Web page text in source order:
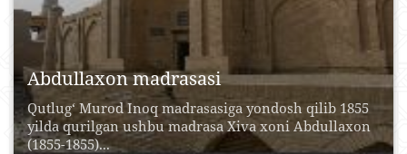
Abdullaxon madrasasi
Qutlug‘ Murod Inoq madrasasiga yondosh qilib 1855
yilda qurilgan ushbu madrasa Xiva xoni Abdullaxon
(1855-1855)...